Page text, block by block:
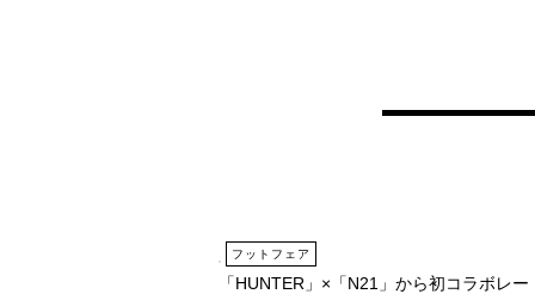
フットフェア
「HUNTER」×「N21」から初コラボレー